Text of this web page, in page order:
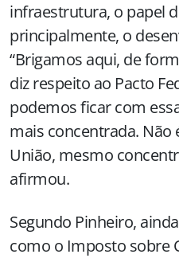
infraestrutura, o papel
principalmente, o
“Brigamos aqui, de
diz respeito ao Pacto
podemos ficar com
mais concentrada. Não
União, mesmo
afirmou.
Segundo Pinheiro,
como o Imposto sobre